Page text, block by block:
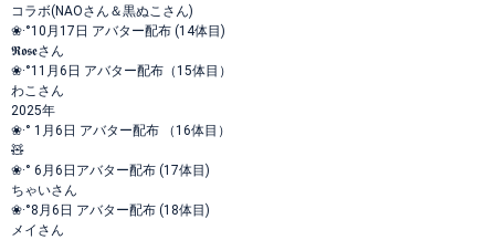
コラボ(NAOさん＆黒ぬこさん)
❀·°10月17日 アバター配布 (14体目)
𝕽𝖔𝖘𝖊さん
❀·°11月6日 アバター配布（15体目）
わこさん
2025年
❀·° 1月6日 アバター配布 （16体目）
🧸
❀·° 6月6日アバター配布 (17体目)
ちゃいさん
❀·°8月6日 アバター配布 (18体目)
メイさん